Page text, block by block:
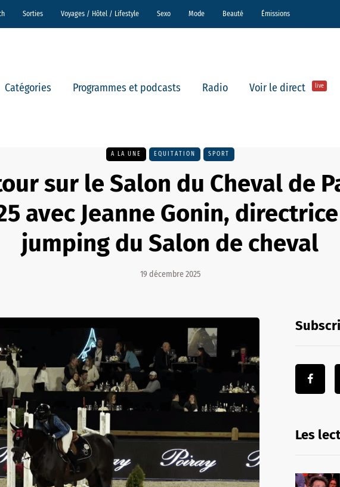
Sorties Voyages / Hôtel / Lifestyle Sexo Mode Beauté Émissions
Catégories Programmes et podcasts Radio Voir le direct live
A LA UNE EQUITATION SPORT
sur le Salon du Cheval de
avec Jeanne Gonin,
jumping du Salon de cheval
19 décembre 2025
Les